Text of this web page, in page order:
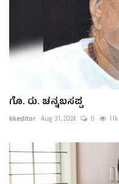
ಗೊ. ರು. ಚನ್ನಬಸಪ್ಪ
kkeditor Aug 31, 2024 0 1.1k